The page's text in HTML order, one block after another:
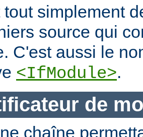
tout simplement
source qui
C'est aussi le
<IfModule>.
de
chaîne